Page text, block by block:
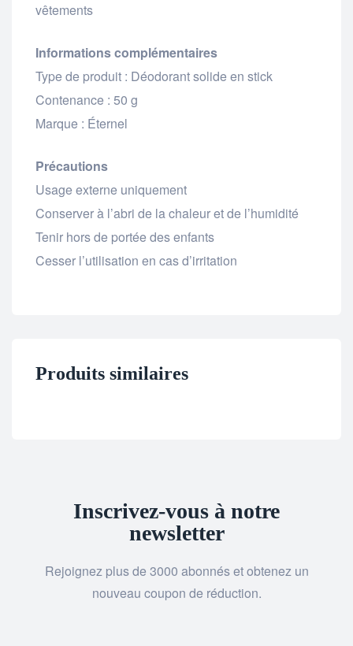
vêtements
Informations complémentaires
Type de produit : Déodorant solide en stick
Contenance : 50 g
Marque : Éternel
Précautions
Usage externe uniquement
Conserver à l’abri de la chaleur et de l’humidité
Tenir hors de portée des enfants
Cesser l’utilisation en cas d’irritation
Produits similaires
Inscrivez-vous à notre
newsletter
Rejoignez plus de 3000 abonnés et obtenez un
nouveau coupon de réduction.